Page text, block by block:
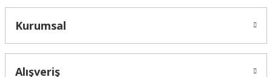
Passat 06/10 Jant Göbek Arması 3B7601171XRW - OEM / ORJINAL
Kurumsal
Alışveriş